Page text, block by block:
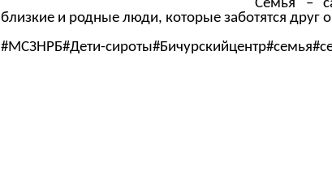
Семья –
близкие и родные люди, которые заботятся друг
#МСЗНРБ#Дети-